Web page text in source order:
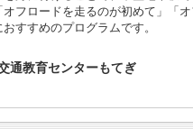
オフロードを走るのが初めて」「
すすめのプログラムです。
通教育センターもてぎ